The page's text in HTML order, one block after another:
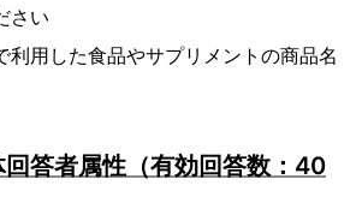
さい
利用した食品やサプリメントの商品名
回答者属性（有効回答数：40